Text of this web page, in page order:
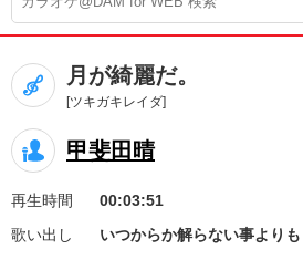
カラオケ＠DAM
ユーザー検索
キャンペーン
お知らせ よくあるご質問
月が綺麗だ。
[ツキガキレイダ]
甲斐田晴
再生時間
00:03:51
歌い出し
いつからか解らない事よりも